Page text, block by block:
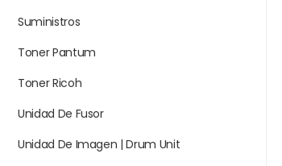
Suministros
Toner Pantum
Toner Ricoh
Unidad De Fusor
Unidad De Imagen | Drum Unit